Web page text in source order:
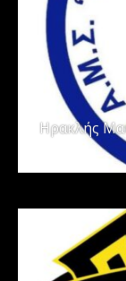
Ηρακλής